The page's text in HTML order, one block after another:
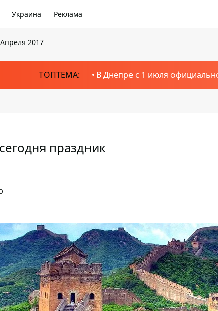
Украина Реклама
2017
ТОПТЕМА: В Днепре с 1 июля
праздник